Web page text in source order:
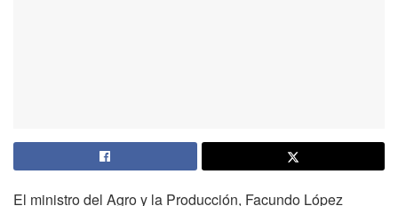
El ministro del Agro y la Producción, Facundo López